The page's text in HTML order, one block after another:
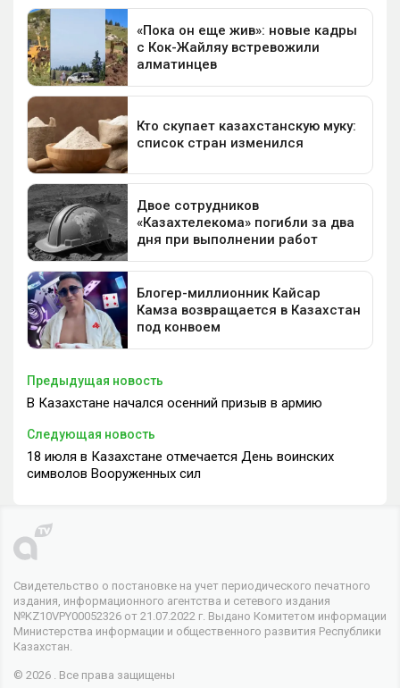
Предыдущая новость
В Казахстане начался осенний призыв в армию
Следующая новость
18 июля в Казахстане отмечается День воинских
символов Вооруженных сил
Свидетельство о постановке на учет периодического печатного
издания, информационного агентства и сетевого издания
№KZ10VPY00052326 от 21.07.2022 г. Выдано Комитетом информации
Министерства информации и общественного развития Республики
Казахстан.
© 2026 . Все права защищены